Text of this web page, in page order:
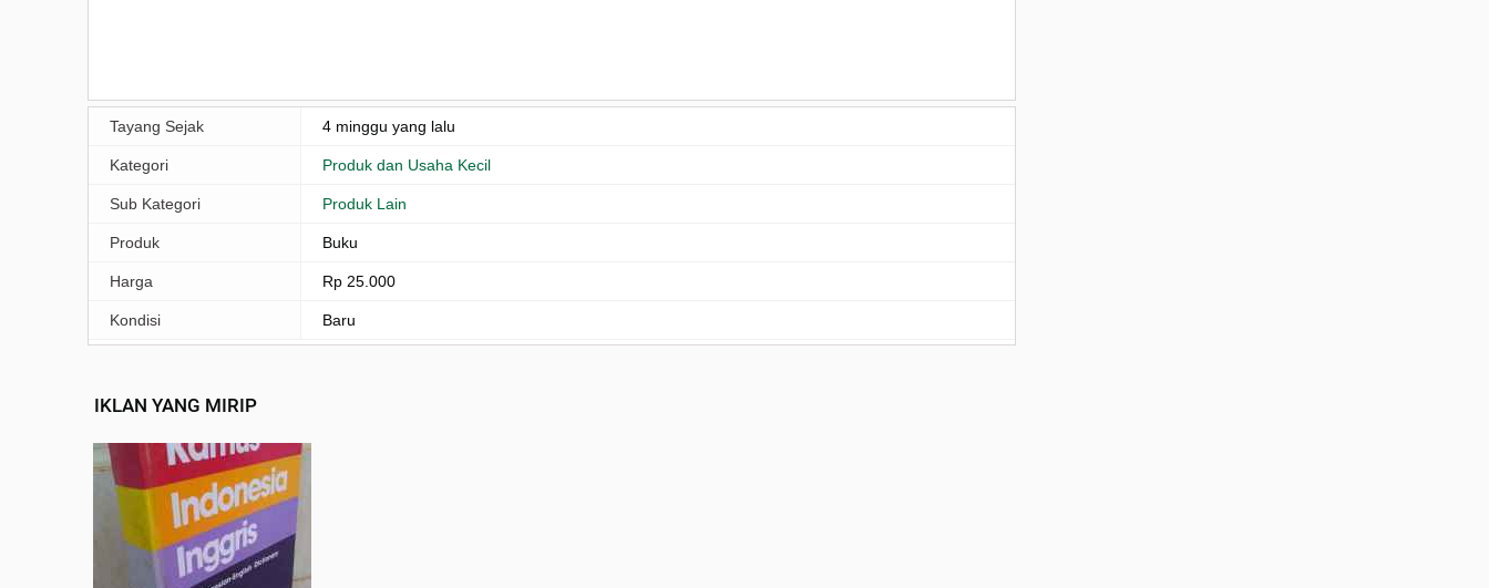
Tayang Sejak 4 minggu yang lalu
Kategori Produk dan Usaha Kecil
Sub Kategori Produk Lain
Produk Buku
Harga Rp 25.000
Kondisi Baru
IKLAN YANG MIRIP